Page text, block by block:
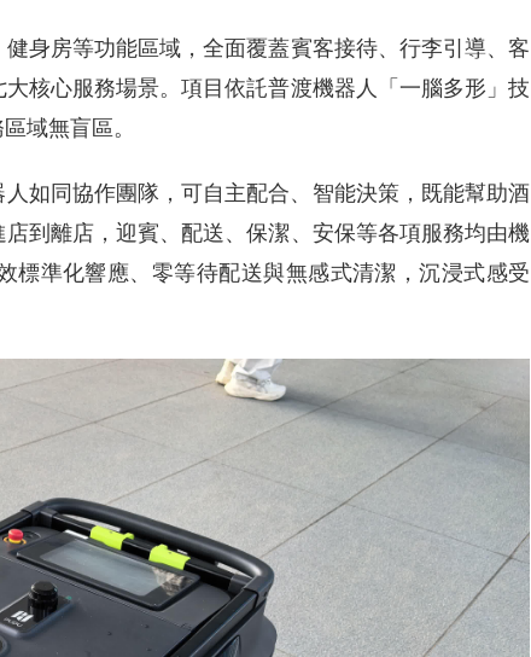
身房等功能區域，全面覆蓋賓客接待、行李引導、客
核心服務場景。項目依託普渡機器人「一腦多形」技
域無盲區。
如同協作團隊，可自主配合、智能決策，既能幫助酒
到離店，迎賓、配送、保潔、安保等各項服務均由機
標準化響應、零等待配送與無感式清潔，沉浸式感受